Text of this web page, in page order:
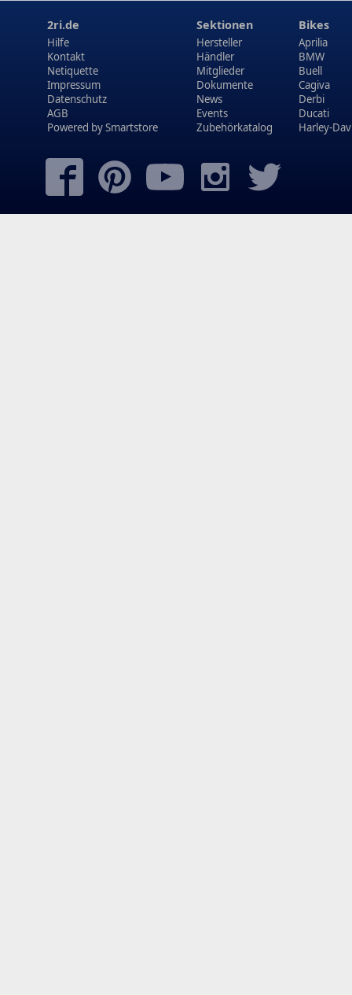
2ri.de
Hilfe
Kontakt
Netiquette
Impressum
Datenschutz
AGB
Powered bySmartstore
Sektionen
Hersteller
Händler
Mitglieder
Dokumente
News
Events
Zubehörkatalog
Bikes
Aprilia
BMW
Buell
Cagiva
Derbi
Ducati
Harley-